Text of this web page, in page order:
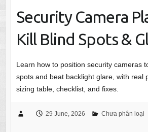
Security Camera
Kill Blind Spots &
Learn how to position security cameras
spots and beat backlight glare, with real
sizing table, checklist, and fixes.
29 June, 2026 Chưa phân loại